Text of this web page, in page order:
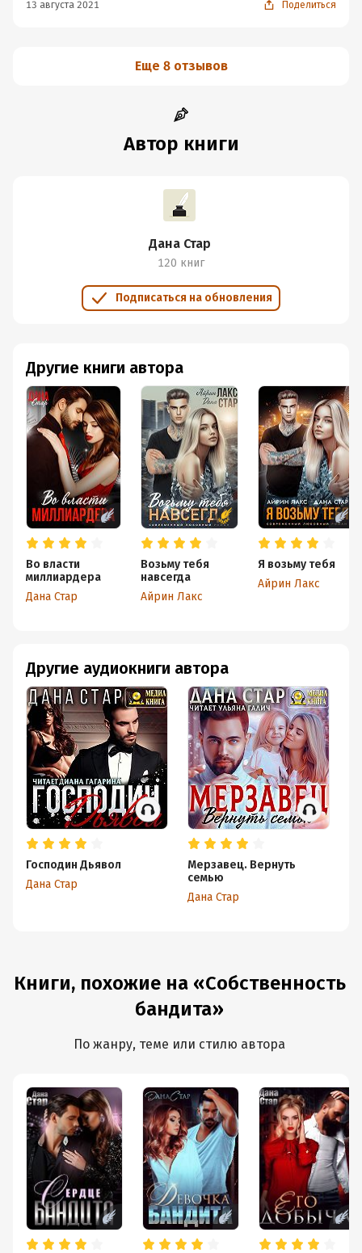
13 августа 2021 Поделиться
Еще 8 отзывов
Автор книги
Дана Стар
120 книг
Подписаться на обновления
Другие книги автора
Во власти
миллиардера
Дана Стар
Возьму тебя
навсегда
Айрин Лакс
Я возьму тебя
Айрин Лакс
Другие аудиокниги автора
Господин Дьявол
Дана Стар
Мерзавец. Вернуть
семью
Дана Стар
Книги, похожие на «Собственность
бандита»
По жанру, теме или стилю автора